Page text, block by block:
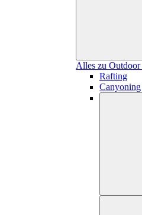
Alles zu
Rafting
Canyoning